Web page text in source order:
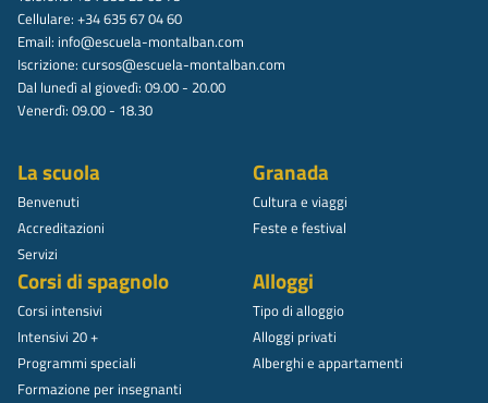
Cellulare: +34 635 67 04 60
Email: info@escuela-montalban.com
Iscrizione: cursos@escuela-montalban.com
Dal lunedì al giovedì: 09.00 - 20.00
Venerdì: 09.00 - 18.30
La scuola
Benvenuti
Accreditazioni
Servizi
Granada
Cultura e viaggi
Feste e festival
Corsi di spagnolo
Corsi intensivi
Intensivi 20 +
Programmi speciali
Formazione per insegnanti
Alloggi
Tipo di alloggio
Alloggi privati
Alberghi e appartamenti